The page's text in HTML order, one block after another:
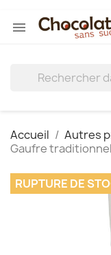

Accueil Autres
Gaufre
RUPTURE DE